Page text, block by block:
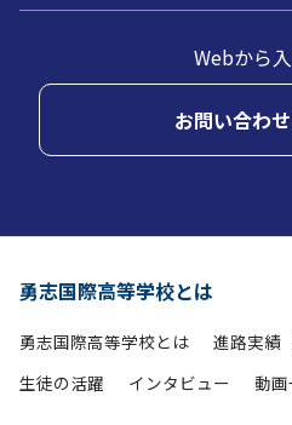
Webから
お問い合わ
勇志国際高等学校とは
勇志国際高等学校とは
進路実績
生徒の活躍
インタビュー 動